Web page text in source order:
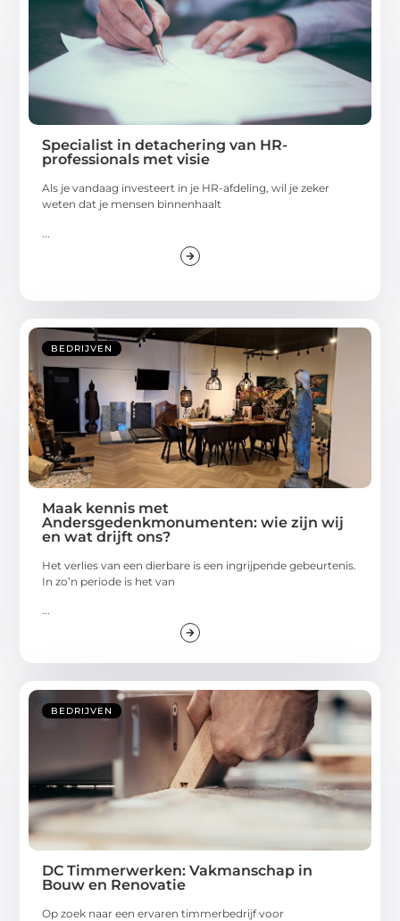
Specialist in detachering van HR-
professionals met visie
Als je vandaag investeert in je HR-afdeling, wil je zeker
weten dat je mensen binnenhaalt
BEDRIJVEN
Maak kennis met
Andersgedenkmonumenten: wie zijn wij
en wat drijft ons?
Het verlies van een dierbare is een ingrijpende gebeurtenis.
In zo’n periode is het van
BEDRIJVEN
DC Timmerwerken: Vakmanschap in
Bouw en Renovatie
Op zoek naar een ervaren timmerbedrijf voor